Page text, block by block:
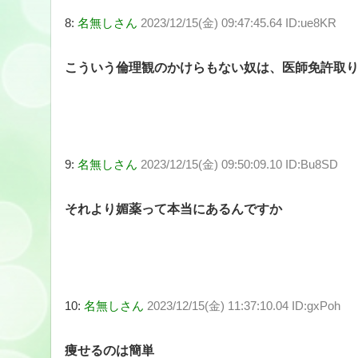
8: 名無しさん 2023/12/15(金) 09:47:45.64 ID:ue8KR
こういう倫理観のかけらもない奴は、医師免許取
9: 名無しさん 2023/12/15(金) 09:50:09.10 ID:Bu8SD
それより媚薬って本当にあるんですか
10: 名無しさん 2023/12/15(金) 11:37:10.04 ID:gxPoh
痩せるのは簡単